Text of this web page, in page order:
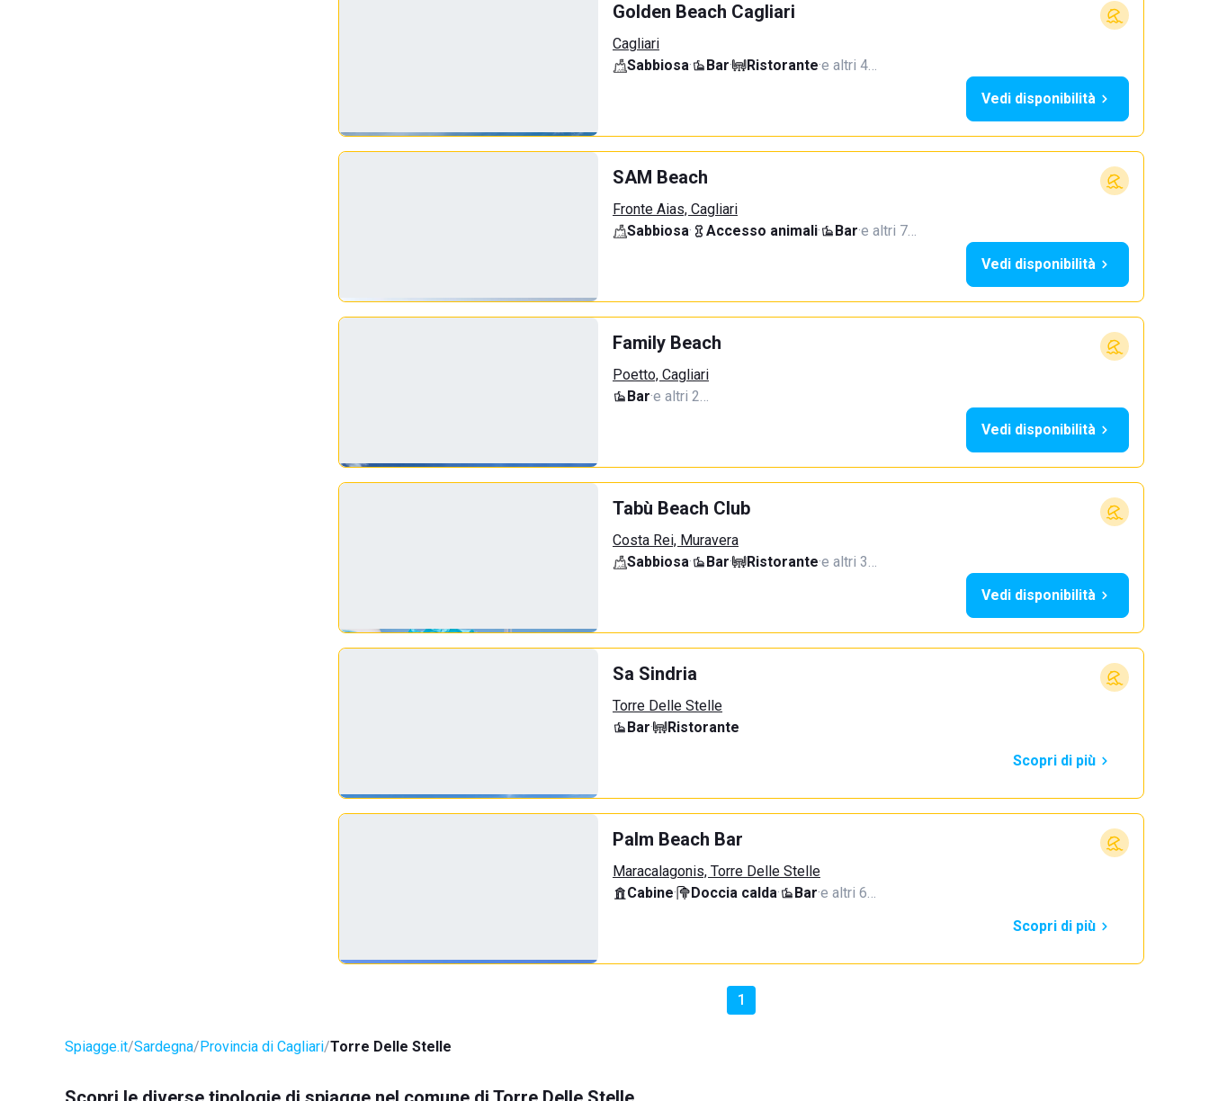
Golden Beach Cagliari
Cagliari
Sabbiosa· Bar· Ristorante·e altri 4…
Vedi disponibilità
SAM Beach
Fronte Aias, Cagliari
Sabbiosa· Accesso animali· Bar·e altri 7…
Vedi disponibilità
Family Beach
Poetto, Cagliari
Bar·e altri 2…
Vedi disponibilità
Tabù Beach Club
Costa Rei, Muravera
Sabbiosa· Bar· Ristorante·e altri 3…
Vedi disponibilità
Sa Sindria
Torre Delle Stelle
Bar·
Ristorante
Scopri di più
Palm Beach Bar
Maracalagonis, Torre Delle Stelle
Cabine· Doccia calda· Bar·e altri 6…
Scopri di più
1
Spiagge.it Sardegna Provincia di Cagliari Torre Delle Stelle